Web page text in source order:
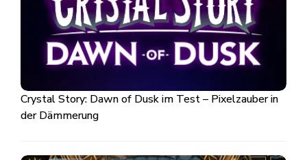
Crystal Story: Dawn of Dusk im Test – Pixelzauber in
der Dämmerung